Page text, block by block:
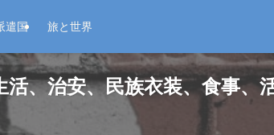
遣国 旅と世界
、治安、民族衣装、食事、